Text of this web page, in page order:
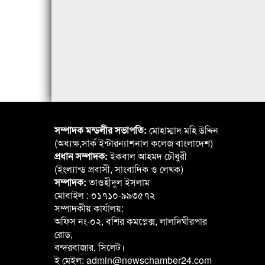
সম্পাদক মন্ডলীর সভাপতি: মোহাম্মাদ মহি উদ্দিন
(অধ্যক্ষ,সার্ক ইন্টারন্যাশনাল কলেজ বাংলাদেশ)
প্রধান সম্পাদক:ইকবাল আহমদ চৌধুরী
(ইংল্যান্ড প্রবাসী, সাংবাদিক ও লেখক)
সম্পাদক:তাওহীদুল ইসলাম
মোবাইল : ০১৭১০-৯৯৩৫৭২
সম্পাদকীয় কার্যালয়:
অফিস নং-০২, বশির কমপ্লেক্স, লালদিঘীরপার
রোড,
বন্দরবাজার, সিলেট।
ই মেইল: admin@newschamber24.com